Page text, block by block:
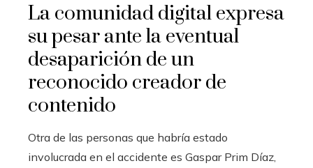
La comunidad digital expresa
su pesar ante la eventual
desaparición de un
reconocido creador de
contenido
Otra de las personas que habría estado
involucrada en el accidente es Gaspar Prim Díaz,